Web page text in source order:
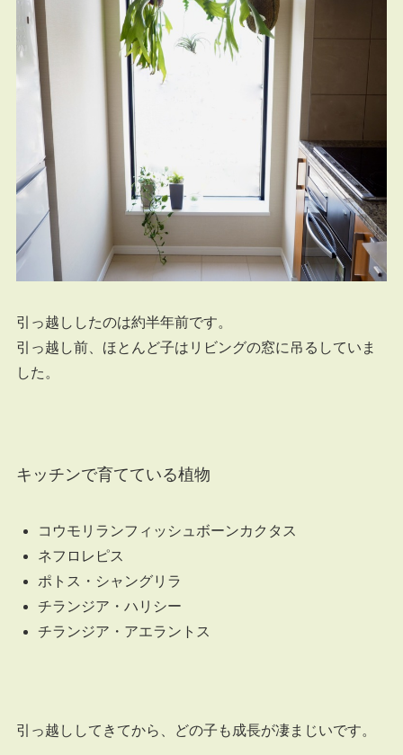
引っ越ししたのは約半年前です。
引っ越し前、ほとんど子はリビングの窓に吊るしていま
した。
キッチンで育てている植物
コウモリランフィッシュボーンカクタス
ネフロレピス
ポトス・シャングリラ
チランジア・ハリシー
チランジア・アエラントス
引っ越ししてきてから、どの子も成長が凄まじいです。